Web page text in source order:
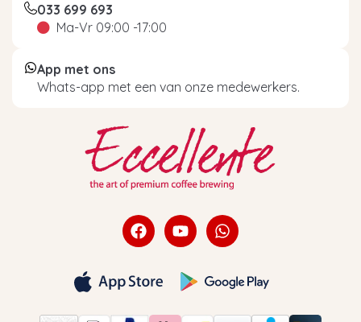
033 699 693
Ma-Vr 09:00 -17:00
App met ons
Whats-app met een van onze medewerkers.